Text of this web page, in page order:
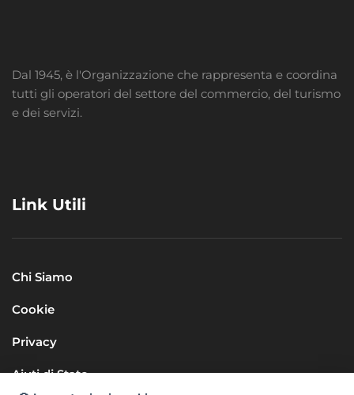
Dal 1945, è l'Organizzazione che rappresenta e coordina
tutti gli operatori del settore del commercio, del turismo
e dei servizi.
Link Utili
Chi Siamo
Cookie
Privacy
Aiuti di Stato